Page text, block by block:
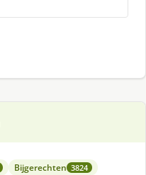
Bijgerechten 3824